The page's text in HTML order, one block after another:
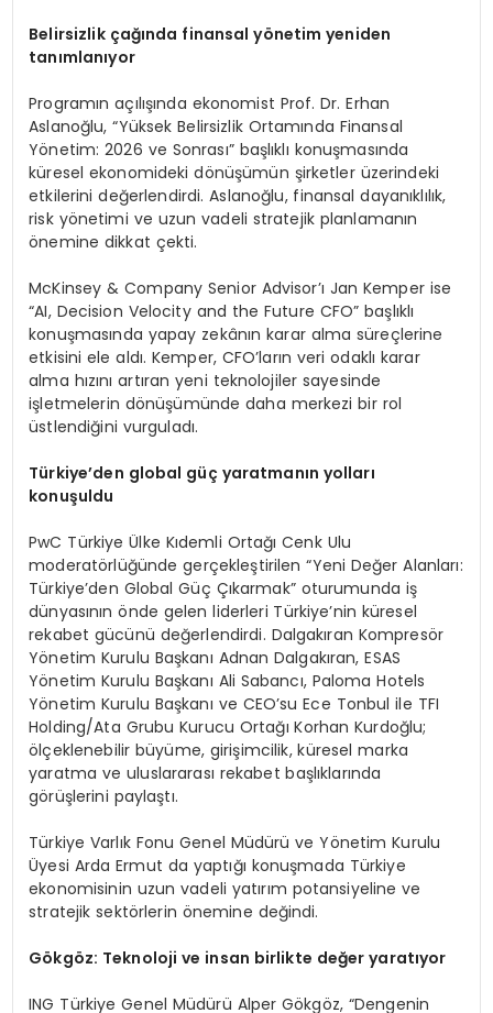
Belirsizlik çağında finansal yönetim yeniden
tanımlanıyor
Programın açılışında ekonomist Prof. Dr. Erhan
Aslanoğlu, “Yüksek Belirsizlik Ortamında Finansal
Yönetim: 2026 ve Sonrası” başlıklı konuşmasında
küresel ekonomideki dönüşümün şirketler üzerindeki
etkilerini değerlendirdi. Aslanoğlu, finansal dayanıklılık,
risk yönetimi ve uzun vadeli stratejik planlamanın
önemine dikkat çekti.
McKinsey & Company Senior Advisor’ı Jan Kemper ise
“AI, Decision Velocity and the Future CFO” başlıklı
konuşmasında yapay zekânın karar alma süreçlerine
etkisini ele aldı. Kemper, CFO’ların veri odaklı karar
alma hızını artıran yeni teknolojiler sayesinde
işletmelerin dönüşümünde daha merkezi bir rol
üstlendiğini vurguladı.
Türkiye’den global güç yaratmanın yolları
konuşuldu
PwC Türkiye Ülke Kıdemli Ortağı Cenk Ulu
moderatörlüğünde gerçekleştirilen “Yeni Değer Alanları:
Türkiye’den Global Güç Çıkarmak” oturumunda iş
dünyasının önde gelen liderleri Türkiye’nin küresel
rekabet gücünü değerlendirdi. Dalgakıran Kompresör
Yönetim Kurulu Başkanı Adnan Dalgakıran, ESAS
Yönetim Kurulu Başkanı Ali Sabancı, Paloma Hotels
Yönetim Kurulu Başkanı ve CEO’su Ece Tonbul ile TFI
Holding/Ata Grubu Kurucu Ortağı Korhan Kurdoğlu;
ölçeklenebilir büyüme, girişimcilik, küresel marka
yaratma ve uluslararası rekabet başlıklarında
görüşlerini paylaştı.
Türkiye Varlık Fonu Genel Müdürü ve Yönetim Kurulu
Üyesi Arda Ermut da yaptığı konuşmada Türkiye
ekonomisinin uzun vadeli yatırım potansiyeline ve
stratejik sektörlerin önemine değindi.
Gökgöz: Teknoloji ve insan birlikte değer yaratıyor
ING Türkiye Genel Müdürü Alper Gökgöz, “Dengenin